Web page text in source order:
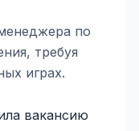
по
требуя
играх.
вакансию